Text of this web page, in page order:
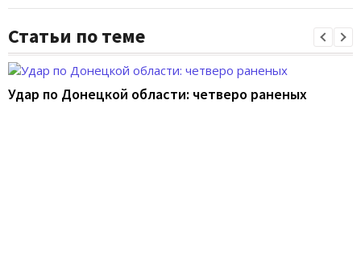
Статьи по теме
Удар по Донецкой области: четверо раненых